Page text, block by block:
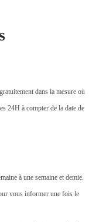
dans la mesure où
24H à compter de la date de
à une semaine et demie.
vous informer une fois le